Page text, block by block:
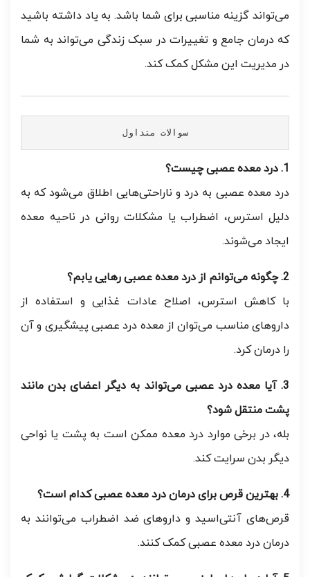
می‌تواند گزینه مناسبی برای شما باشد. به یاد داشته باشید
که درمان جامع و تغییرات در سبک زندگی می‌تواند به شما
در مدیریت این مشکل کمک کند.
سوالات متداول
1. درد معده عصبی چیست؟
درد معده عصبی به درد و ناراحتی‌هایی اطلاق می‌شود که به
دلیل استرس، اضطراب یا مشکلات روانی در ناحیه معده
ایجاد می‌شوند.
2. چگونه می‌توانم از درد معده عصبی رهایی یابم؟
با کاهش استرس، اصلاح عادات غذایی و استفاده از
داروهای مناسب می‌توان از معده درد عصبی پیشگیری و آن
را درمان کرد.
3. آیا معده درد عصبی می‌تواند به دیگر اعضای بدن مانند
پشت منتقل شود؟
بله، در برخی موارد درد معده ممکن است به پشت یا نواحی
دیگر بدن سرایت کند.
4. بهترین قرص برای درمان درد معده عصبی کدام است؟
قرص‌های آنتی‌اسید و داروهای ضد اضطراب می‌توانند به
درمان درد معده عصبی کمک کنند.